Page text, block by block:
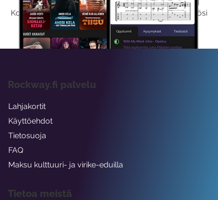
Kokeilemalla ilmaiseksi saat koko sisältömme käyttöösi
viikon ajaksi.
Rockway.fi palvelu
Lahjakortit
Käyttöehdot
Tietosuoja
FAQ
Maksu kulttuuri- ja virike-eduilla
Tietoa meistä